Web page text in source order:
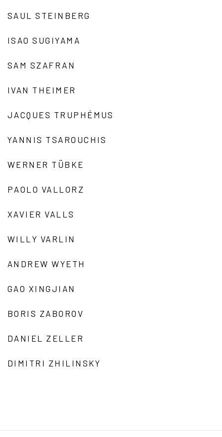
SAUL STEINBERG
ISAO SUGIYAMA
SAM SZAFRAN
IVAN THEIMER
JACQUES TRUPHÉMUS
YANNIS TSAROUCHIS
WERNER TÜBKE
PAOLO VALLORZ
XAVIER VALLS
WILLY VARLIN
ANDREW WYETH
GAO XINGJIAN
BORIS ZABOROV
DANIEL ZELLER
DIMITRI ZHILINSKY